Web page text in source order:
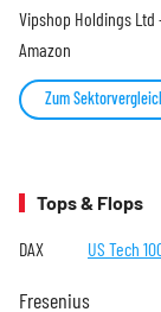
Vipshop Holdings Ltd
Amazon
Zum
Tops & Flops
DAX US Tech
Fresenius